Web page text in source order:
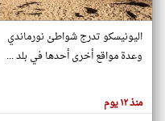
هنا عن
وجهة
اليونيسكو تدرج شواطئ نورماندي
وعدة مواقع أخرى أحدها في بلد ...
منذ ١٢ يوم